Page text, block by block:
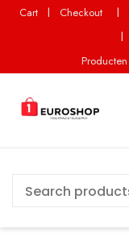
Cart Checkout
Producten